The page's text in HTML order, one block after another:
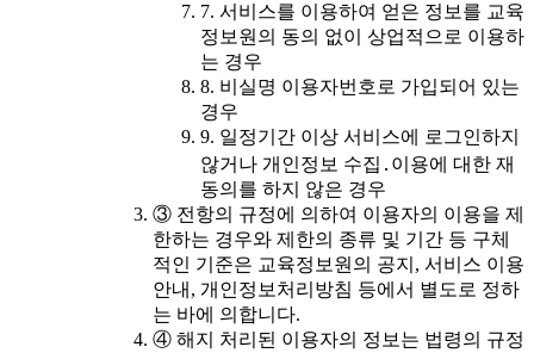
7. 서비스를 이용하여 얻은 정보를 교육
정보원의 동의 없이 상업적으로 이용하
는 경우
8. 비실명 이용자번호로 가입되어 있는
경우
9. 일정기간 이상 서비스에 로그인하지
않거나 개인정보 수집․이용에 대한 재
동의를 하지 않은 경우
③ 전항의 규정에 의하여 이용자의 이용을 제
한하는 경우와 제한의 종류 및 기간 등 구체
적인 기준은 교육정보원의 공지, 서비스 이용
안내, 개인정보처리방침 등에서 별도로 정하
는 바에 의합니다.
④ 해지 처리된 이용자의 정보는 법령의 규정